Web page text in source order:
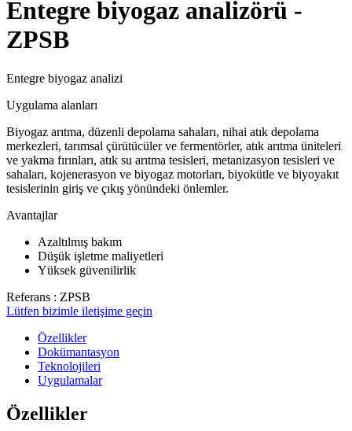
Entegre biyogaz analizörü -
ZPSB
Entegre biyogaz analizi
Uygulama alanları
Biyogaz arıtma, düzenli depolama sahaları, nihai atık depolama
merkezleri, tarımsal çürütücüler ve fermentörler, atık arıtma üniteleri
ve yakma fırınları, atık su arıtma tesisleri, metanizasyon tesisleri ve
sahaları, kojenerasyon ve biyogaz motorları, biyokütle ve biyoyakıt
tesislerinin giriş ve çıkış yönündeki önlemler.
Avantajlar
Azaltılmış bakım
Düşük işletme maliyetleri
Yüksek güvenilirlik
Referans : ZPSB
Lütfen bizimle iletişime geçin
Özellikler
Dokümantasyon
Teknolojileri
Uygulamalar
Özellikler